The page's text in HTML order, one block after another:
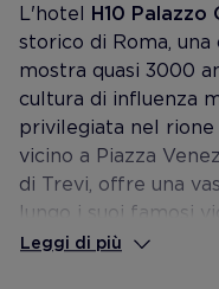
L'hotel H10 Palazzo
storico di Roma,
mostra quasi 3000
cultura di influenza
privilegiata nel rione
vicino a Piazza
di Trevi, offre una
lungo i suoi famosi
Imperiali, i siti
Leggi di più